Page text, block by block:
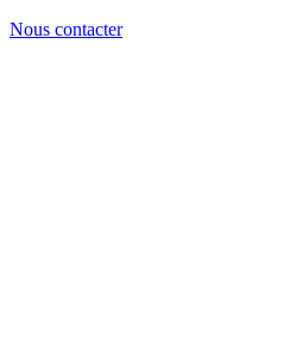
Nous contacter